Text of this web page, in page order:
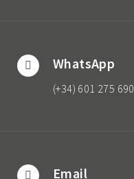
WhatsApp
(+34) 601 275 690
Email